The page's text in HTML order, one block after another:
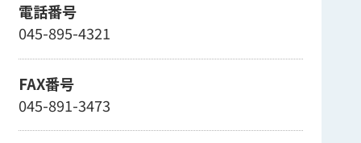
電話番号
045-895-4321
FAX番号
045-891-3473